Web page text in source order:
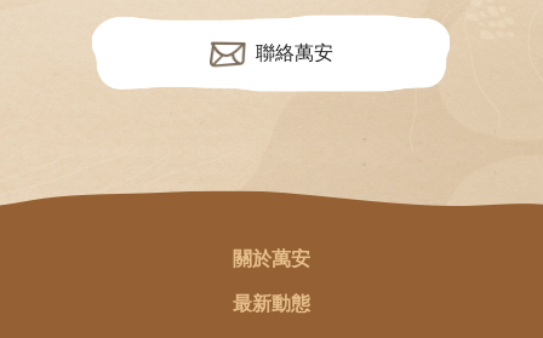
聯絡萬安
關於萬安
最新動態